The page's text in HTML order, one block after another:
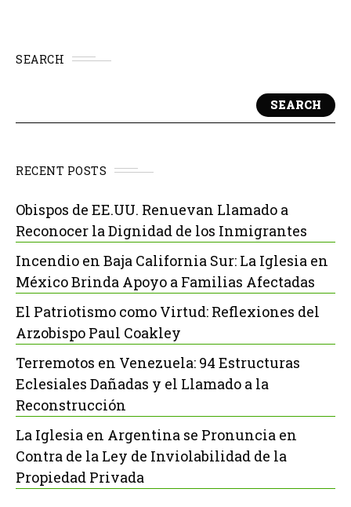
SEARCH
SEARCH
RECENT POSTS
Obispos de EE.UU. Renuevan Llamado a
Reconocer la Dignidad de los Inmigrantes
Incendio en Baja California Sur: La Iglesia en
México Brinda Apoyo a Familias Afectadas
El Patriotismo como Virtud: Reflexiones del
Arzobispo Paul Coakley
Terremotos en Venezuela: 94 Estructuras
Eclesiales Dañadas y el Llamado a la
Reconstrucción
La Iglesia en Argentina se Pronuncia en
Contra de la Ley de Inviolabilidad de la
Propiedad Privada